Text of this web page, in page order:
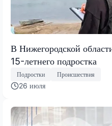
В Нижегородской
15-летнего подростка
Подростки Происшествия
26 июля